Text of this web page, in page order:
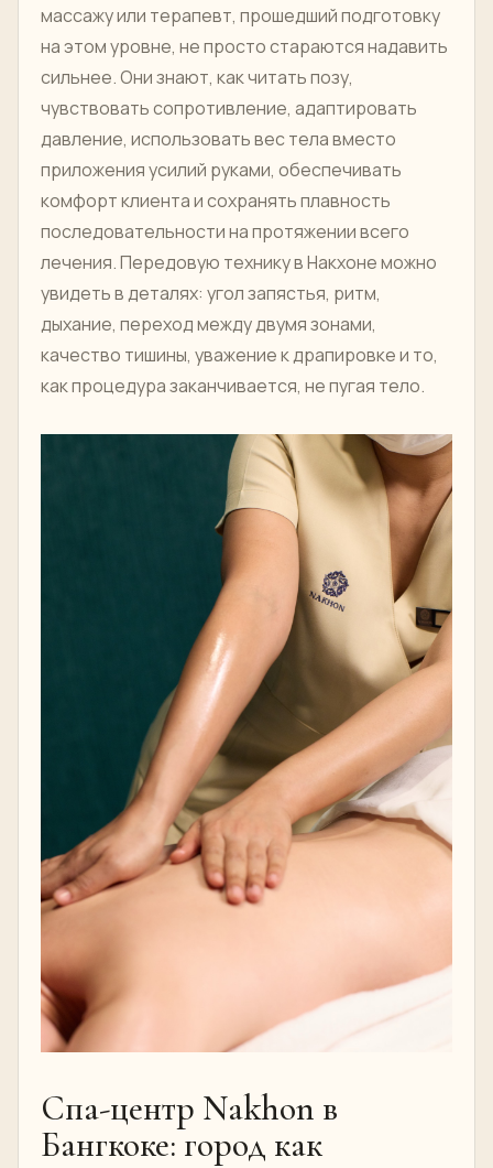
массажу или терапевт, прошедший подготовку
на этом уровне, не просто стараются надавить
сильнее. Они знают, как читать позу,
чувствовать сопротивление, адаптировать
давление, использовать вес тела вместо
приложения усилий руками, обеспечивать
комфорт клиента и сохранять плавность
последовательности на протяжении всего
лечения. Передовую технику в Накхоне можно
увидеть в деталях: угол запястья, ритм,
дыхание, переход между двумя зонами,
качество тишины, уважение к драпировке и то,
как процедура заканчивается, не пугая тело.
Спа-центр Nakhon в
Бангкоке: город как